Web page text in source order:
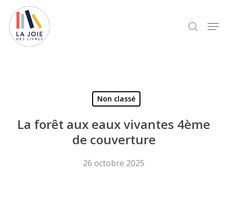
main
content
search
Non classé
La forêt aux eaux vivantes 4ème
de couverture
26 octobre 2025